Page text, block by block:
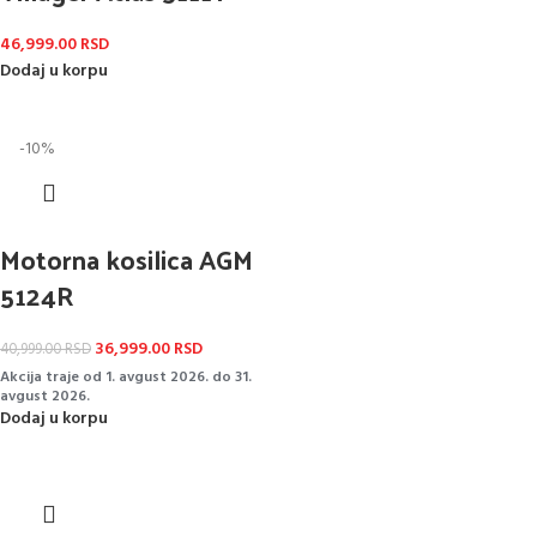
46,999.00RSD
Dodaj u korpu
-10%
Motorna kosilica AGM
5124R
40,999.00RSD 36,999.00RSD
Akcija traje od 1. avgust 2026. do 31.
avgust 2026.
Dodaj u korpu